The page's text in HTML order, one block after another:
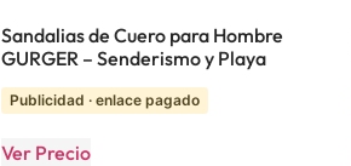
Sandalias de Cuero para Hombre
GURGER – Senderismo y Playa
Publicidad · enlace pagado
Ver Precio